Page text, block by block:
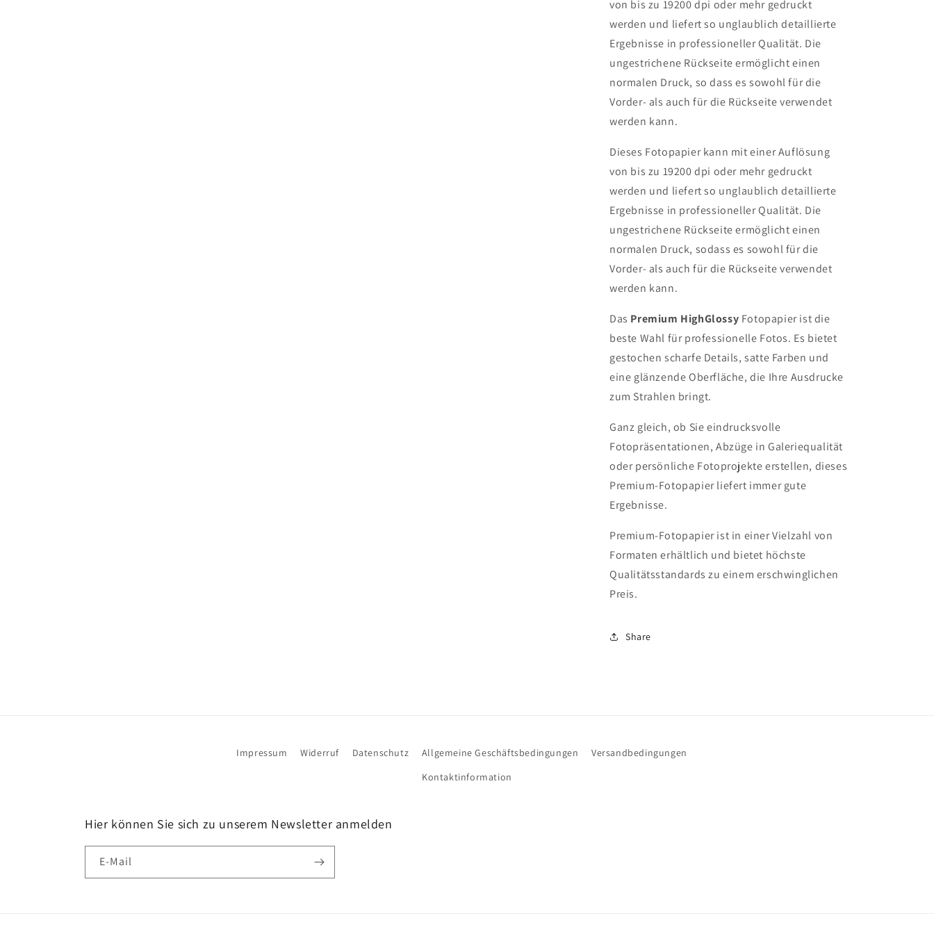
von bis zu 19200 dpi oder mehr gedruckt
werden und liefert so unglaublich detaillierte
Ergebnisse in professioneller Qualität. Die
ungestrichene Rückseite ermöglicht einen
normalen Druck, so dass es sowohl für die
Vorder- als auch für die Rückseite verwendet
werden kann.
Dieses Fotopapier kann mit einer Auflösung
von bis zu 19200 dpi oder mehr gedruckt
werden und liefert so unglaublich detaillierte
Ergebnisse in professioneller Qualität. Die
ungestrichene Rückseite ermöglicht einen
normalen Druck, sodass es sowohl für die
Vorder- als auch für die Rückseite verwendet
werden kann.
Das Premium HighGlossy Fotopapier ist die
beste Wahl für professionelle Fotos. Es bietet
gestochen scharfe Details, satte Farben und
eine glänzende Oberfläche, die Ihre Ausdrucke
zum Strahlen bringt.
Ganz gleich, ob Sie eindrucksvolle
Fotopräsentationen, Abzüge in Galeriequalität
oder persönliche Fotoprojekte erstellen, dieses
Premium-Fotopapier liefert immer gute
Ergebnisse.
Premium-Fotopapier ist in einer Vielzahl von
Formaten erhältlich und bietet höchste
Qualitätsstandards zu einem erschwinglichen
Preis.
Share
Impressum Widerruf Datenschutz Allgemeine Geschäftsbedingungen
Versandbedingungen
Kontaktinformation
Hier können Sie sich zu unserem Newsletter anmelden
E-Mail